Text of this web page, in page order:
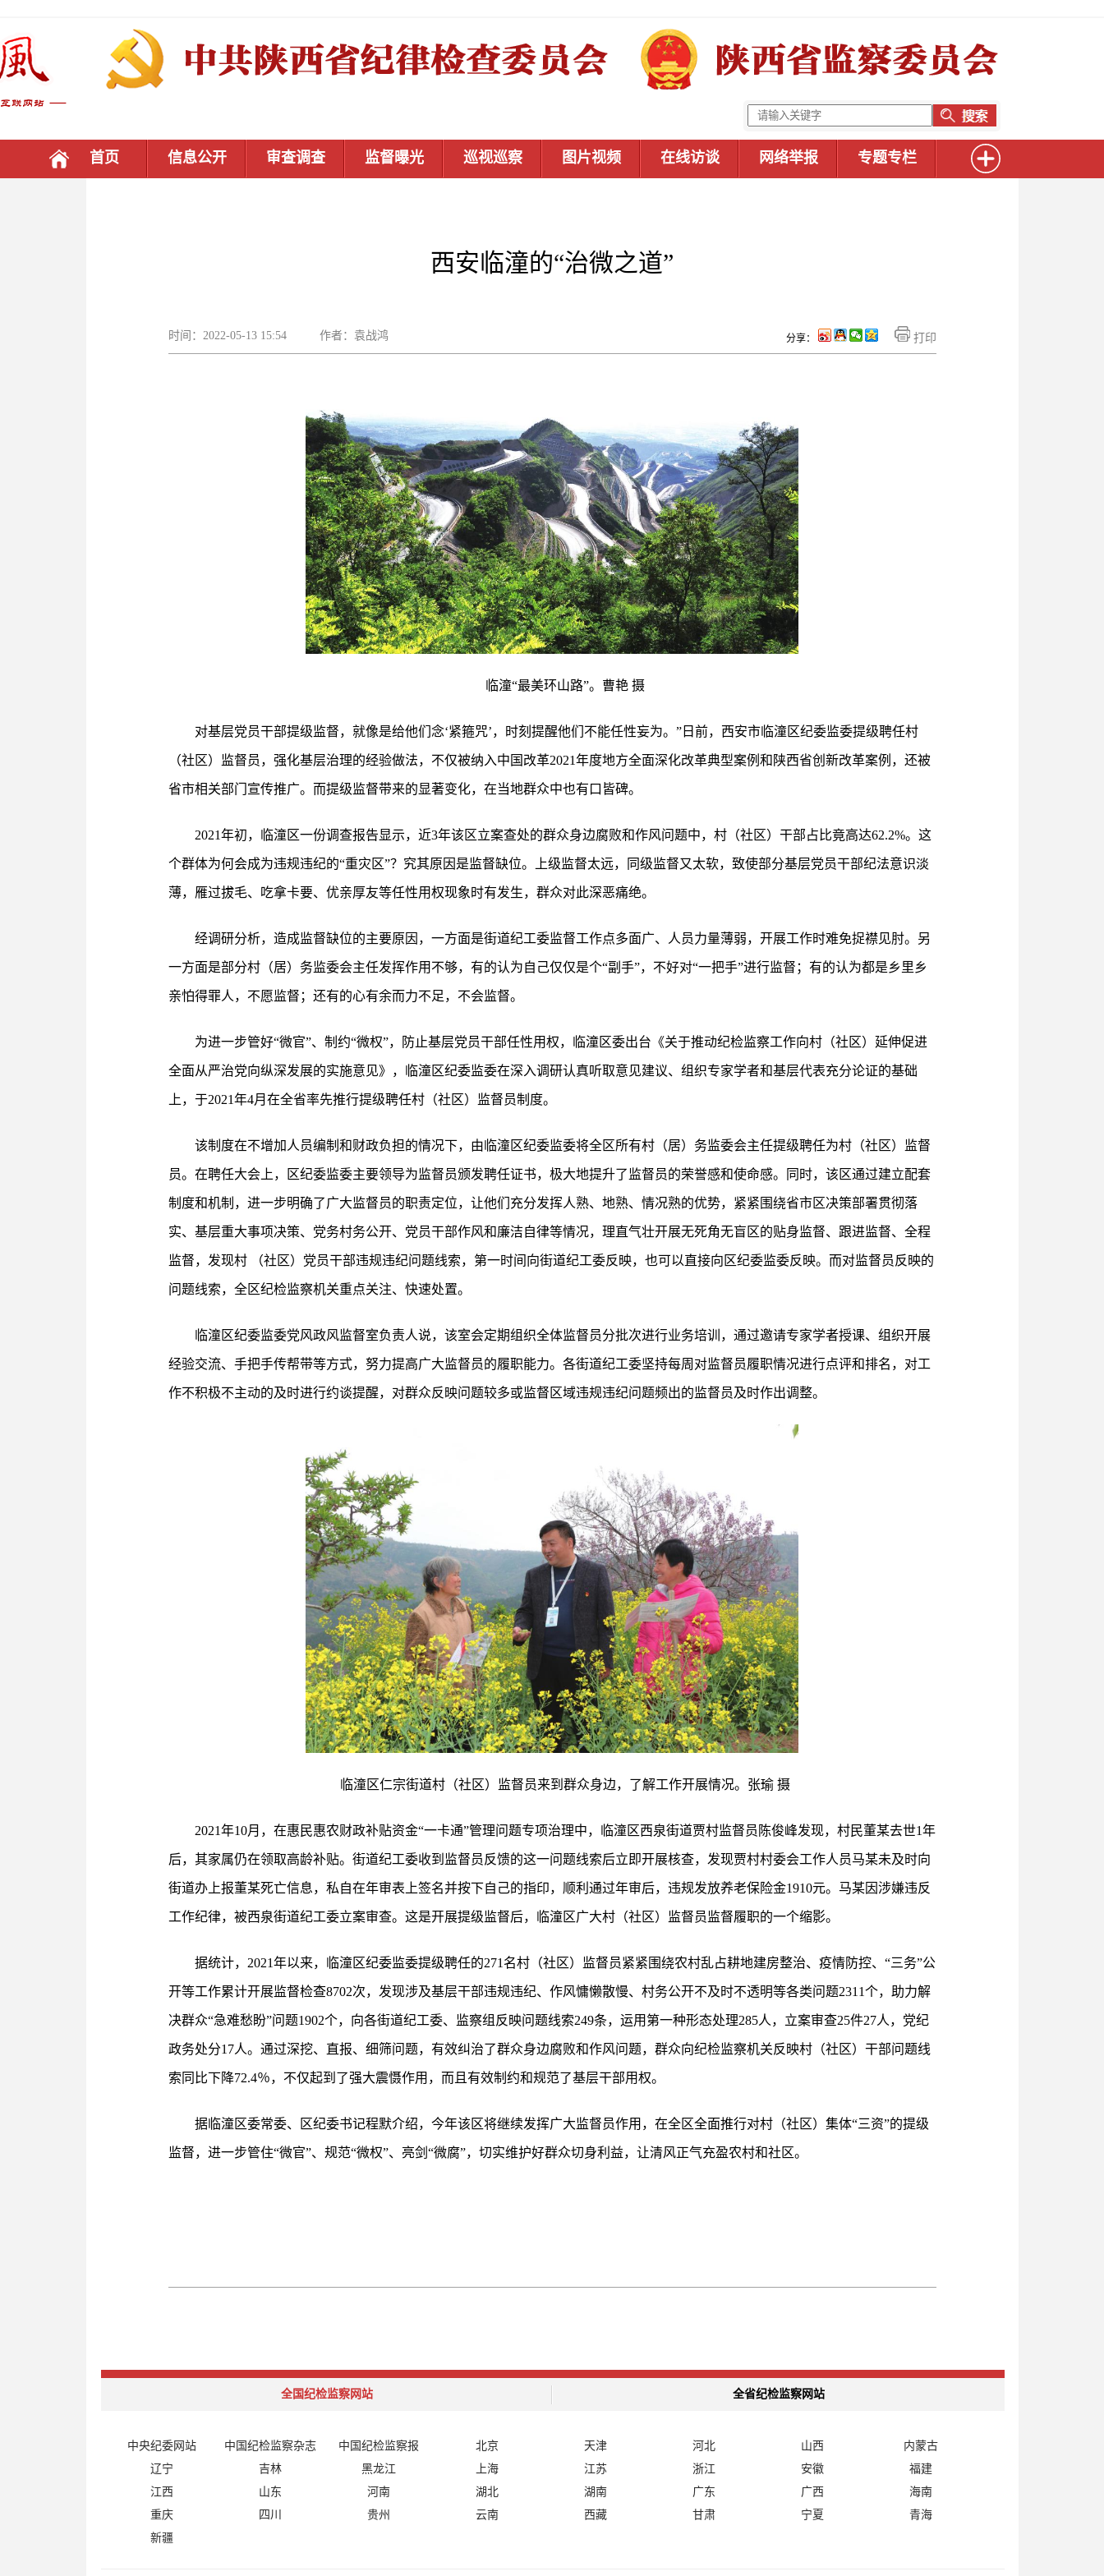
首页 信息公开 审查调查 监督曝光 巡视巡察 图片视频 在线访谈 网络举报 专题专栏
西安临潼的“治微之道”
时间：2022-05-13 15:54 作者：袁战鸿 打印
分享：
临潼“最美环山路”。曹艳 摄
对基层党员干部提级监督，就像是给他们念‘紧箍咒’，时刻提醒他们不能任性妄为。”日前，西安市临潼区纪委监委提级聘任村
（社区）监督员，强化基层治理的经验做法，不仅被纳入中国改革2021年度地方全面深化改革典型案例和陕西省创新改革案例，还被
省市相关部门宣传推广。而提级监督带来的显著变化，在当地群众中也有口皆碑。
2021年初，临潼区一份调查报告显示，近3年该区立案查处的群众身边腐败和作风问题中，村（社区）干部占比竟高达62.2%。这
个群体为何会成为违规违纪的“重灾区”？究其原因是监督缺位。上级监督太远，同级监督又太软，致使部分基层党员干部纪法意识淡
薄，雁过拔毛、吃拿卡要、优亲厚友等任性用权现象时有发生，群众对此深恶痛绝。
经调研分析，造成监督缺位的主要原因，一方面是街道纪工委监督工作点多面广、人员力量薄弱，开展工作时难免捉襟见肘。另
一方面是部分村（居）务监委会主任发挥作用不够，有的认为自己仅仅是个“副手”，不好对“一把手”进行监督；有的认为都是乡里乡
亲怕得罪人，不愿监督；还有的心有余而力不足，不会监督。
为进一步管好“微官”、制约“微权”，防止基层党员干部任性用权，临潼区委出台《关于推动纪检监察工作向村（社区）延伸促进
全面从严治党向纵深发展的实施意见》，临潼区纪委监委在深入调研认真听取意见建议、组织专家学者和基层代表充分论证的基础
上，于2021年4月在全省率先推行提级聘任村（社区）监督员制度。
该制度在不增加人员编制和财政负担的情况下，由临潼区纪委监委将全区所有村（居）务监委会主任提级聘任为村（社区）监督
员。在聘任大会上，区纪委监委主要领导为监督员颁发聘任证书，极大地提升了监督员的荣誉感和使命感。同时，该区通过建立配套
制度和机制，进一步明确了广大监督员的职责定位，让他们充分发挥人熟、地熟、情况熟的优势，紧紧围绕省市区决策部署贯彻落
实、基层重大事项决策、党务村务公开、党员干部作风和廉洁自律等情况，理直气壮开展无死角无盲区的贴身监督、跟进监督、全程
监督，发现村 （社区）党员干部违规违纪问题线索，第一时间向街道纪工委反映，也可以直接向区纪委监委反映。而对监督员反映的
问题线索，全区纪检监察机关重点关注、快速处置。
临潼区纪委监委党风政风监督室负责人说，该室会定期组织全体监督员分批次进行业务培训，通过邀请专家学者授课、组织开展
经验交流、手把手传帮带等方式，努力提高广大监督员的履职能力。各街道纪工委坚持每周对监督员履职情况进行点评和排名，对工
作不积极不主动的及时进行约谈提醒，对群众反映问题较多或监督区域违规违纪问题频出的监督员及时作出调整。
临潼区仁宗街道村（社区）监督员来到群众身边，了解工作开展情况。张瑜 摄
2021年10月，在惠民惠农财政补贴资金“一卡通”管理问题专项治理中，临潼区西泉街道贾村监督员陈俊峰发现，村民董某去世1年
后，其家属仍在领取高龄补贴。街道纪工委收到监督员反馈的这一问题线索后立即开展核查，发现贾村村委会工作人员马某未及时向
街道办上报董某死亡信息，私自在年审表上签名并按下自己的指印，顺利通过年审后，违规发放养老保险金1910元。马某因涉嫌违反
工作纪律，被西泉街道纪工委立案审查。这是开展提级监督后，临潼区广大村（社区）监督员监督履职的一个缩影。
据统计，2021年以来，临潼区纪委监委提级聘任的271名村（社区）监督员紧紧围绕农村乱占耕地建房整治、疫情防控、“三务”公
开等工作累计开展监督检查8702次，发现涉及基层干部违规违纪、作风慵懒散慢、村务公开不及时不透明等各类问题2311个，助力解
决群众“急难愁盼”问题1902个，向各街道纪工委、监察组反映问题线索249条，运用第一种形态处理285人，立案审查25件27人，党纪
政务处分17人。通过深挖、直报、细筛问题，有效纠治了群众身边腐败和作风问题，群众向纪检监察机关反映村（社区）干部问题线
索同比下降72.4％，不仅起到了强大震慑作用，而且有效制约和规范了基层干部用权。
据临潼区委常委、区纪委书记程默介绍，今年该区将继续发挥广大监督员作用，在全区全面推行对村（社区）集体“三资”的提级
监督，进一步管住“微官”、规范“微权”、亮剑“微腐”，切实维护好群众切身利益，让清风正气充盈农村和社区。
全国纪检监察网站 全省纪检监察网站
中央纪委网站 中国纪检监察杂志 中国纪检监察报 北京 天津 河北 山西
内蒙古
辽宁
吉林 黑龙江 上海 江苏 浙江 安徽
福建
江西
山东 河南 湖北 湖南 广东 广西
海南
重庆
四川 贵州 云南 西藏 甘肃 宁夏
青海
新疆